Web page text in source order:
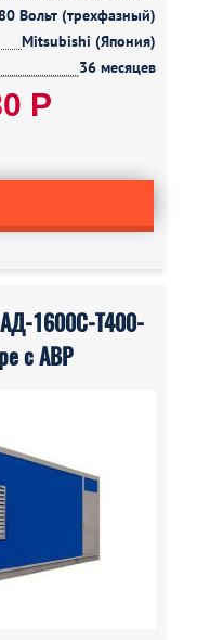
Вольт (трехфазный)
Mitsubishi (Япония)
36 месяцев
Р
1600С-Т400-
с АВР